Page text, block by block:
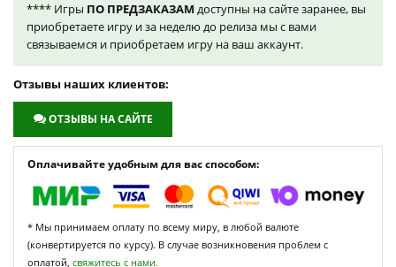
**** Игры ПО ПРЕДЗАКАЗАМ доступны на сайте заранее, вы
приобретаете игру и за неделю до релиза мы с вами
связываемся и приобретаем игру на ваш аккаунт.
Отзывы наших клиентов:
ОТЗЫВЫ НА САЙТЕ
Оплачивайте удобным для вас способом:
* Мы принимаем оплату по всему миру, в любой валюте
(конвертируется по курсу). В случае возникновения проблем с
оплатой, свяжитесь с нами.